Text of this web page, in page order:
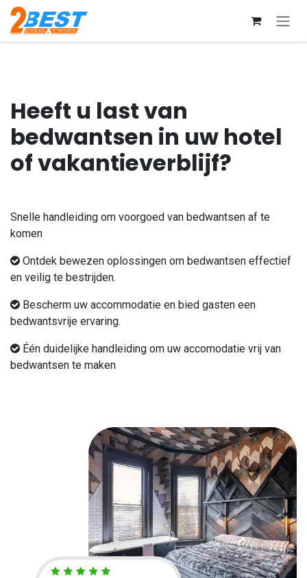
Overslaan naar inhoud
Heeft u last van
bedwantsen in uw hotel
of vakantieverblijf?
Snelle handleiding om voorgoed van bedwantsen af te
komen
​Ontdek bewezen oplossingen om bedwantsen effectief
en veilig te bestrijden.
​Bescherm uw accommodatie en bied gasten een
bedwantsvrije ervaring.
​Één duidelijke handleiding om uw accomodatie vrij van
bedwantsen te maken